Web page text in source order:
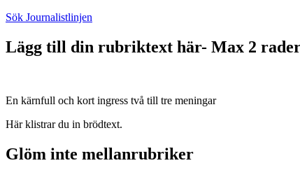
Sök Journalistlinjen
Lägg till din rubriktext här- Max 2
En kärnfull och kort ingress två till tre meningar
Här klistrar du in brödtext.
Glöm inte mellanrubriker